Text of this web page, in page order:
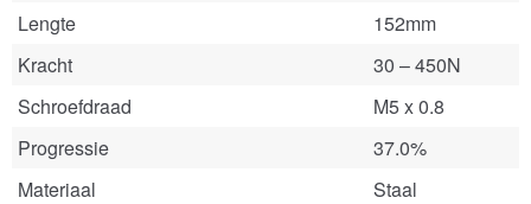
Lengte
152mm
Kracht
30 – 450N
Schroefdraad
M5 x 0.8
Progressie
37.0%
Materiaal
Staal